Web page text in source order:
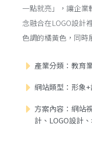
一點就亮」，讓企業
念融合在LOGO設計
色調的橘黃色，同時
產業分類：教育
網站類型：形象
方案內容：網站
計、LOGO設計